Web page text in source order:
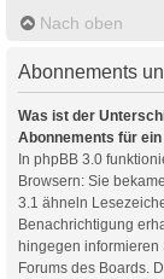
Nach oben
Abonnements
Was ist der
Abonnements für
In phpBB 3.0
Browsern: Sie
3.1 ähneln
Benachrichtigung
hingegen informieren
Forums des Boards.